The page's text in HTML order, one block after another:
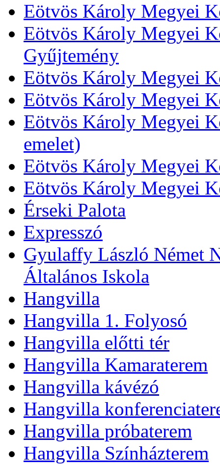
Eötvös Károly Megyei
Eötvös Károly Megyei
Gyűjtemény
Eötvös Károly Megyei
Eötvös Károly Megyei
Eötvös Károly Megyei
emelet)
Eötvös Károly Megyei
Eötvös Károly Megyei
Érseki Palota
Expresszó
Gyulaffy László Német
Általános Iskola
Hangvilla
Hangvilla 1. Folyosó
Hangvilla előtti tér
Hangvilla Kamaraterem
Hangvilla kávézó
Hangvilla
Hangvilla próbaterem
Hangvilla Színházterem